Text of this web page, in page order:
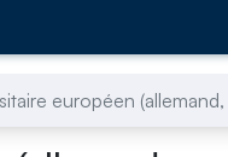
européen